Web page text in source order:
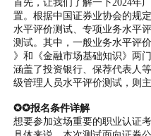
置。根据中国证券业协会的规
水平评价测试、专项业务水平
测试。其中，一般业务水平评
》和《金融市场基础知识》两
涵盖了投资银行、保荐代表人
级管理人员水平评价测试，则
✪✪报名条件详解
想要参加这场重要的职业认证